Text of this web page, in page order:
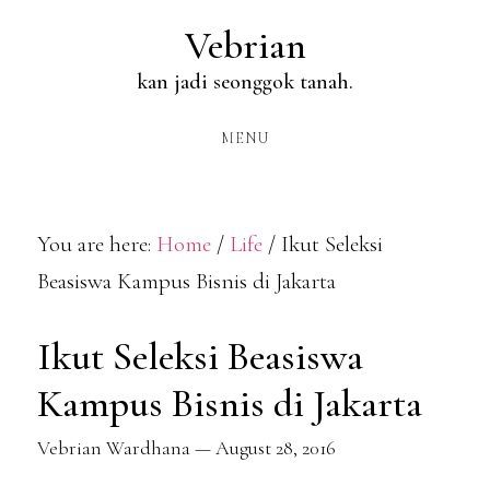
Vebrian
kan jadi seonggok tanah.
MENU
You are here: Home / Life /Ikut Seleksi
Beasiswa Kampus Bisnis di Jakarta
Ikut Seleksi Beasiswa
Kampus Bisnis di Jakarta
Vebrian Wardhana—August 28, 2016